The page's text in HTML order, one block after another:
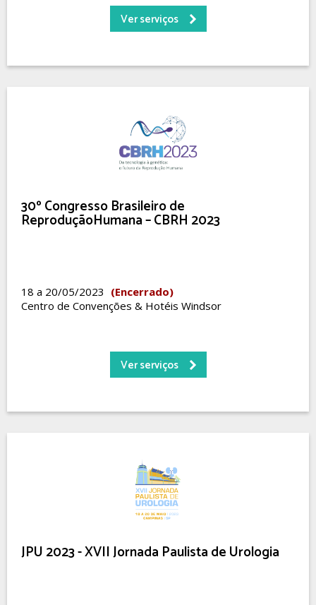
Ver serviços
30º Congresso Brasileiro de
ReproduçãoHumana – CBRH 2023
18 a 20/05/2023 (Encerrado)
Centro de Convenções & Hotéis Windsor
Ver serviços
JPU 2023 - XVII Jornada Paulista de Urologia